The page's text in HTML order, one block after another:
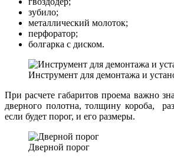
зубило;
металлический молоток;
перфоратор;
болгарка с диском.
Инструмент для демонтажа и
При расчете габаритов проема важно
дверного полотна, толщину короба,
если будет порог, и его размеры.
Дверной порог